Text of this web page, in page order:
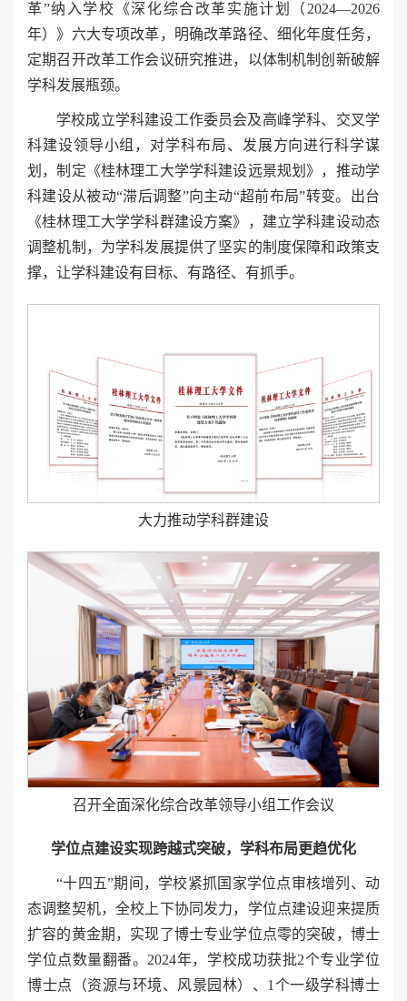
革”纳入学校《深化综合改革实施计划（2024—2026
年）》六大专项改革，明确改革路径、细化年度任务，
定期召开改革工作会议研究推进，以体制机制创新破解
学科发展瓶颈。
学校成立学科建设工作委员会及高峰学科、交叉学
科建设领导小组，对学科布局、发展方向进行科学谋
划，制定《桂林理工大学学科建设远景规划》，推动学
科建设从被动“滞后调整”向主动“超前布局”转变。出台
《桂林理工大学学科群建设方案》，建立学科建设动态
调整机制，为学科发展提供了坚实的制度保障和政策支
撑，让学科建设有目标、有路径、有抓手。
大力推动学科群建设
召开全面深化综合改革领导小组工作会议
学位点建设实现跨越式突破，学科布局更趋优化
“十四五”期间，学校紧抓国家学位点审核增列、动
态调整契机，全校上下协同发力，学位点建设迎来提质
扩容的黄金期，实现了博士专业学位点零的突破，博士
学位点数量翻番。2024年，学校成功获批2个专业学位
博士点（资源与环境、风景园林）、1个一级学科博士